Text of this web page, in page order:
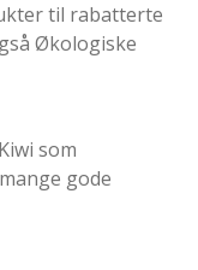
til rabatterte
Økologiske
som
gode